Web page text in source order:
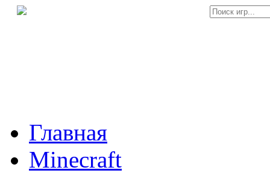
Главная
Minecraft